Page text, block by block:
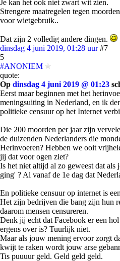
Je kan het ook niet zwart wit zien.
Strengere maatregelen tegen
voor wietgebruik..
Dat zijn 2 volledig andere dingen.
dinsdag 4 juni 2019, 01:28 uur #7
5
#ANONIEM
quote:
Op dinsdag 4 juni 2019 @ 01:23
Eerst maar beginnen met het
meningsuiting in Nederland, en ik
politieke censuur op het Internet
Die 200 moorden per jaar zijn
de duizenden Nederlanders die
Herinvoeren? Hebben we ooit
jij dat voor ogen ziet?
Is het niet altijd al zo geweest dat
ging' ? Al vanaf de 1e dag dat
En politieke censuur op internet is
Het zijn bedrijven die bang zijn hun
daarom mensen censureren.
Denk jij echt dat Facebook er een
ergens over is? Tuurlijk niet.
Maar als jouw mening ervoor zorgt
kwijt te raken wordt jouw arse
Tis puuuur geld. Geld geld geld.